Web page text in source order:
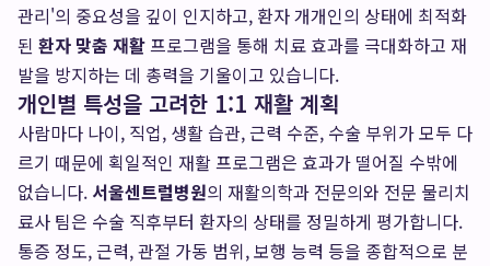
관리'의 중요성을 깊이 인지하고, 환자 개개인의 상태에 최적화
된 환자 맞춤 재활프로그램을 통해 치료 효과를 극대화하고 재
발을 방지하는 데 총력을 기울이고 있습니다.
개인별 특성을 고려한 1:1 재활 계획
사람마다 나이, 직업, 생활 습관, 근력 수준, 수술 부위가 모두 다
르기 때문에 획일적인 재활 프로그램은 효과가 떨어질 수밖에
없습니다. 서울센트럴병원의 재활의학과 전문의와 전문 물리치
료사 팀은 수술 직후부터 환자의 상태를 정밀하게 평가합니다.
통증 정도, 근력, 관절 가동 범위, 보행 능력 등을 종합적으로 분